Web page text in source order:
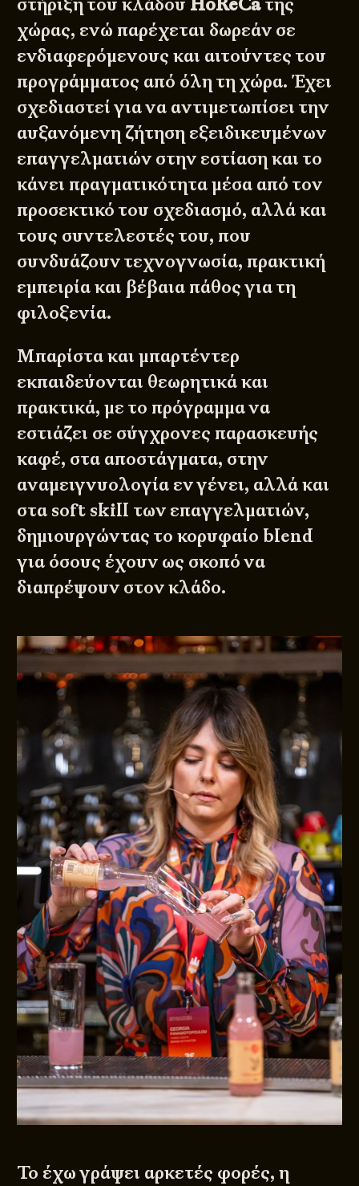
χώρας, ενώ παρέχεται δωρεάν σε
ενδιαφερόμενους και αιτούντες του
προγράμματος από όλη τη χώρα. Έχει
σχεδιαστεί για να αντιμετωπίσει την
αυξανόμενη ζήτηση εξειδικευμένων
επαγγελματιών στην εστίαση και το
κάνει πραγματικότητα μέσα από τον
προσεκτικό του σχεδιασμό, αλλά και
τους συντελεστές του, που
συνδυάζουν τεχνογνωσία, πρακτική
εμπειρία και βέβαια πάθος για τη
φιλοξενία.
Μπαρίστα και μπαρτέντερ
εκπαιδεύονται θεωρητικά και
πρακτικά, με το πρόγραμμα να
εστιάζει σε σύγχρονες παρασκευής
καφέ, στα αποστάγματα, στην
αναμειγνυολογία εν γένει, αλλά και
στα soft skill των επαγγελματιών,
δημιουργώντας το κορυφαίο blend
για όσους έχουν ως σκοπό να
διαπρέψουν στον κλάδο.
Το έχω γράψει αρκετές φορές, η